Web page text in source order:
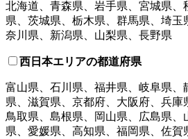
北海道、青森県、岩手県、宮城県、
県、茨城県、栃木県、群馬県、埼玉
奈川県、新潟県、山梨県、長野県
西日本エリアの都道府県
富山県、石川県、福井県、岐阜県、
県、滋賀県、京都府、大阪府、兵庫
鳥取県、島根県、岡山県、広島県、
県、愛媛県、高知県、福岡県、佐賀